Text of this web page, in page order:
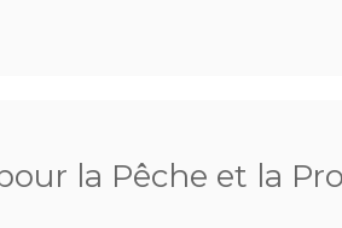
la Pêche et la